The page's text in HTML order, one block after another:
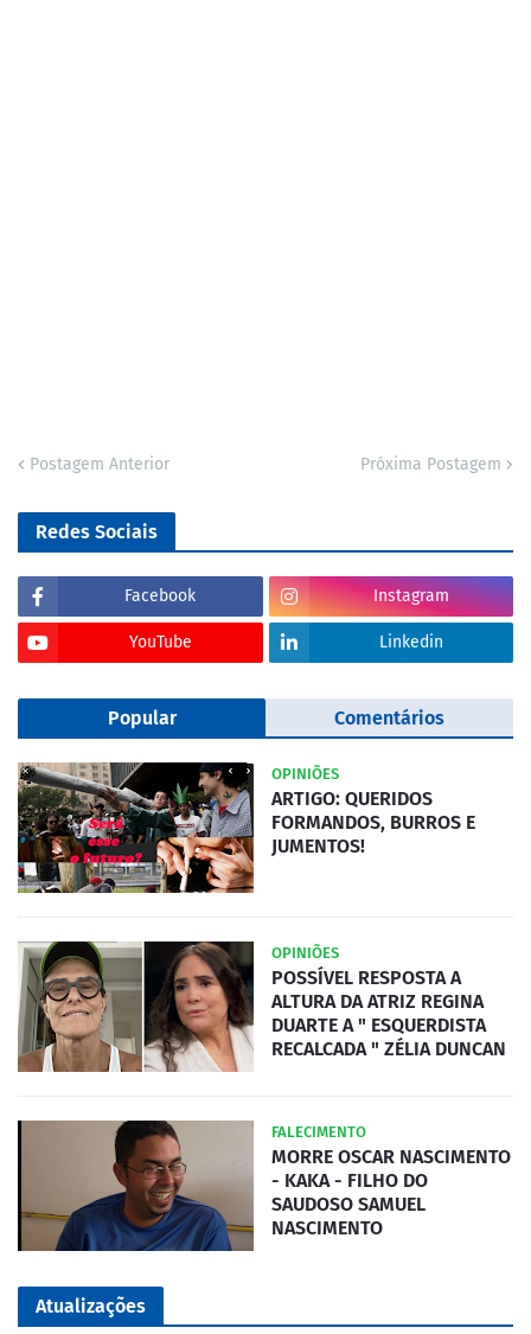
Postagem Anterior Próxima Postagem
Redes Sociais
Facebook Instagram
YouTube Linkedin
Popular Comentários
OPINIÕES
ARTIGO: QUERIDOS
FORMANDOS, BURROS E
JUMENTOS!
OPINIÕES
POSSÍVEL RESPOSTA A
ALTURA DA ATRIZ REGINA
DUARTE A " ESQUERDISTA
RECALCADA " ZÉLIA DUNCAN
FALECIMENTO
MORRE OSCAR NASCIMENTO
- KAKA - FILHO DO
SAUDOSO SAMUEL
NASCIMENTO
Atualizações